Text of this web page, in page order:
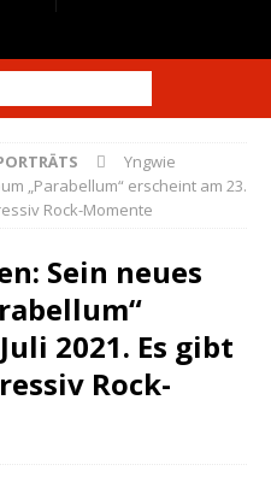
Yngwie
„Parabellum“ erscheint am 23.
Rock-Momente
Sein neues
2021. Es gibt
Rock-